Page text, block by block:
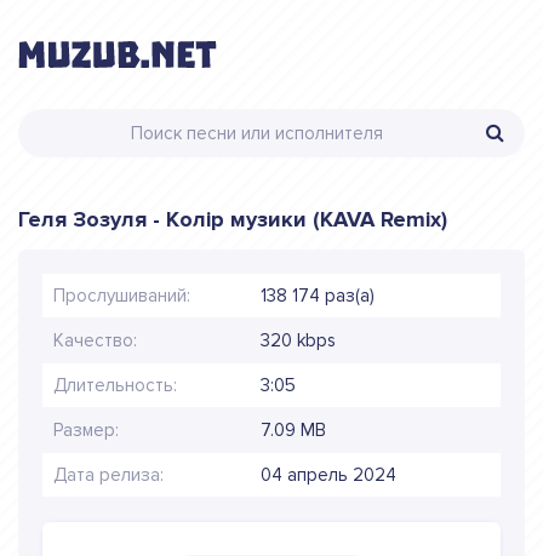
Геля Зозуля - Колір музики (KAVA Remix)
Прослушиваний: 138 174 раз(а)
Качество: 320 kbps
Длительность: 3:05
Размер: 7.09 MB
Дата релиза: 04 апрель 2024